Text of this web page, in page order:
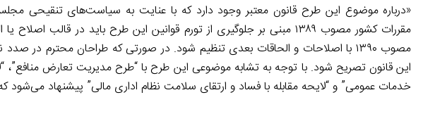
«درباره موضوع این طرح قانون معتبر وجود دارد که با عنایت به سیاست‌های تنقیحی
مقررات کشور مصوب ۱۳۸۹ مبنی بر جلوگیری از تورم قوانین این طرح باید در
مصوب ۱۳۹۰ با اصلاحات و الحاقات بعدی تنظیم شود. در صورتی که طراحان محترم
این قانون تصریح شود. با توجه به تشابه موضوعی این طرح با “طرح مدیریت تعارض منافع”،
خدمات عمومی” و “لایحه مقابله با فساد و ارتقای سلامت نظام اداری مالی” پیشنهاد می‌شود